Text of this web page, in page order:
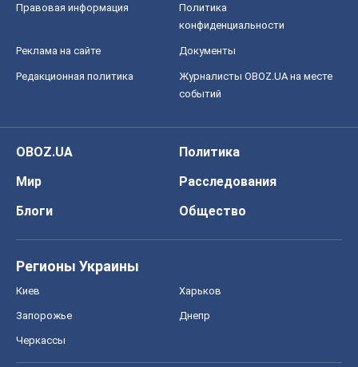
Правовая информация
Политика
конфиденциальности
Реклама на сайте Документы
Редакционная политика
Журналисты OBOZ.UA на месте
событий
OBOZ.UA
Политика
Мир
Расследования
Блоги
Общество
Регионы Украины
Киев Харьков
Запорожье Днепр
Черкассы